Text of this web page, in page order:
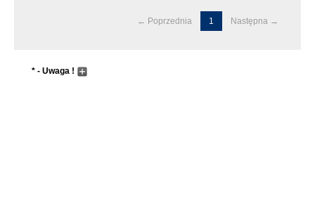
← Poprzednia 1 Następna →
* - Uwaga !